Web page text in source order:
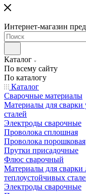
Интернет-магазин
Каталог
По всему сайту
По каталогу
Каталог
Сварочные материалы
Материалы для сварки
сталей
Электроды сварочные
Проволока сплошная
Проволока порошковая
Прутки присадочные
Флюс сварочный
Материалы для
теплоустойчивых
Электроды сварочные